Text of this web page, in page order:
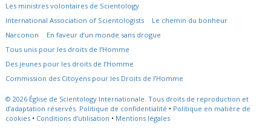
Les ministres volontaires de Scientology
International Association of Scientologists
Le chemin du bonheur
Narconon
En faveur d’un monde sans drogue
Tous unis pour les droits de l’Homme
Des jeunes pour les droits de l’Homme
Commission des Citoyens pour les Droits de l’Homme
© 2026 Église de Scientology Internationale. Tous droits de reproduction et
d’adaptation réservés. Politique de confidentialité • Politique en matière de
cookies • Conditions d’utilisation • Mentions légales